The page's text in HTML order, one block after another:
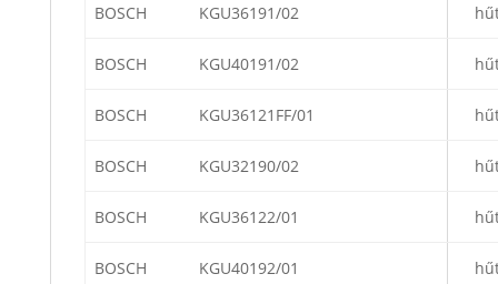
BOSCH KGU36191/02
BOSCH KGU40191/02
BOSCH KGU36121FF/01
BOSCH KGU32190/02
BOSCH KGU36122/01
BOSCH KGU40192/01